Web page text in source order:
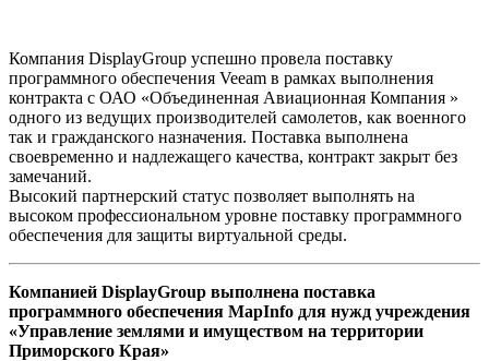
Компания DisplayGroup успешно провела поставку
программного обеспечения Veeam в рамках выполнения
контракта c ОАО «Объединенная Авиационная Компания »
одного из ведущих производителей самолетов, как военного
так и гражданского назначения. Поставка выполнена
своевременно и надлежащего качества, контракт закрыт без
замечаний.
Высокий партнерский статус позволяет выполнять на
высоком профессиональном уровне поставку программного
обеспечения для защиты виртуальной среды.
Компанией DisplayGroup выполнена поставка
программного обеспечения MapInfo для нужд учреждения
«Управление землями и имуществом на территории
Приморского Края»